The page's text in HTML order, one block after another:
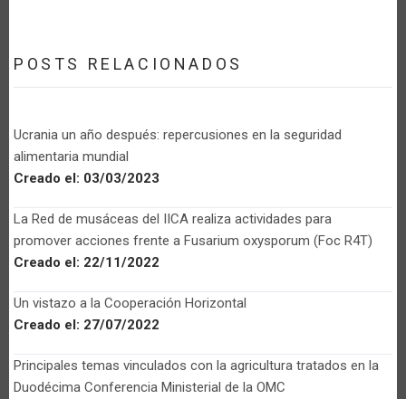
POSTS RELACIONADOS
Ucrania un año después: repercusiones en la seguridad
alimentaria mundial
Creado el: 03/03/2023
La Red de musáceas del IICA realiza actividades para
promover acciones frente a Fusarium oxysporum (Foc R4T)
Creado el: 22/11/2022
Un vistazo a la Cooperación Horizontal
Creado el: 27/07/2022
Principales temas vinculados con la agricultura tratados en la
Duodécima Conferencia Ministerial de la OMC